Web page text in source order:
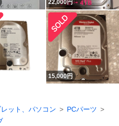
22,000円
15,000円
ット、パソコン
PCパーツ